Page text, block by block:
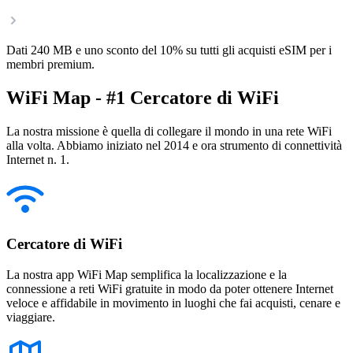
Dati 240 MB e uno sconto del 10% su tutti gli acquisti eSIM per i
membri premium.
WiFi Map - #1 Cercatore di WiFi
La nostra missione è quella di collegare il mondo in una rete WiFi
alla volta. Abbiamo iniziato nel 2014 e ora strumento di connettività
Internet n. 1.
Cercatore di WiFi
La nostra app WiFi Map semplifica la localizzazione e la
connessione a reti WiFi gratuite in modo da poter ottenere Internet
veloce e affidabile in movimento in luoghi che fai acquisti, cenare e
viaggiare.